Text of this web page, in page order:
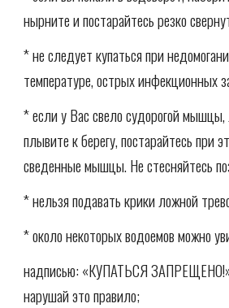
нырните и постарайтесь резко
* не следует купаться при
температуре, острых инфекционных
* если у Вас свело судорогой мышцы,
плывите к берегу, постарайтесь при
сведенные мышцы. Не стесняйтесь
* нельзя подавать крики ложной
* около некоторых водоемов можно
надписью: «КУПАТЬСЯ
нарушай это правило;